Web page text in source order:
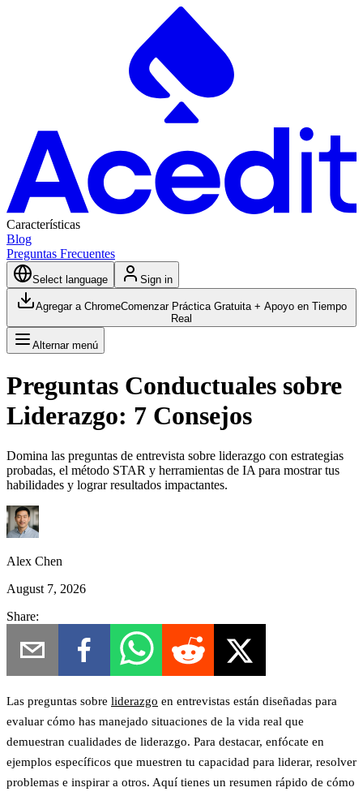
Características
Blog
Preguntas Frecuentes
Select language Sign in
Agregar a ChromeComenzar Práctica Gratuita + Apoyo en Tiempo
Real
Alternar menú
Preguntas Conductuales sobre
Liderazgo: 7 Consejos
Domina las preguntas de entrevista sobre liderazgo con estrategias
probadas, el método STAR y herramientas de IA para mostrar tus
habilidades y lograr resultados impactantes.
Alex Chen
August 7, 2026
Share:
Las preguntas sobre liderazgo en entrevistas están diseñadas para
evaluar cómo has manejado situaciones de la vida real que
demuestran cualidades de liderazgo. Para destacar, enfócate en
ejemplos específicos que muestren tu capacidad para liderar, resolver
problemas e inspirar a otros. Aquí tienes un resumen rápido de cómo